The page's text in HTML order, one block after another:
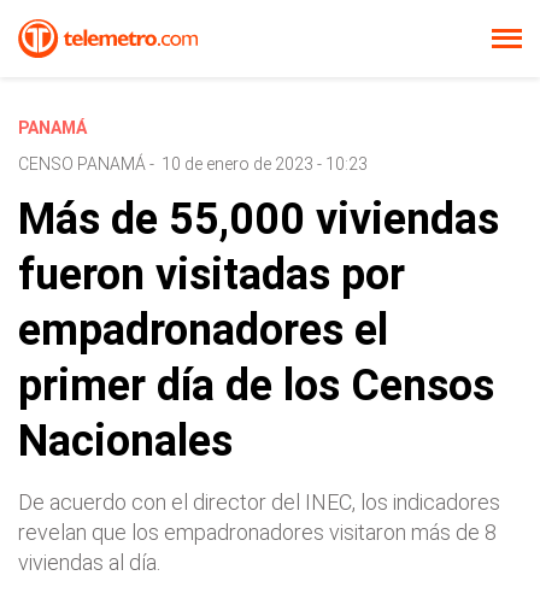
PANAMÁ
CENSO PANAMÁ - 10 de enero de 2023 - 10:23
Más de 55,000 viviendas
fueron visitadas por
empadronadores el
primer día de los Censos
Nacionales
De acuerdo con el director del INEC, los indicadores
revelan que los empadronadores visitaron más de 8
viviendas al día.